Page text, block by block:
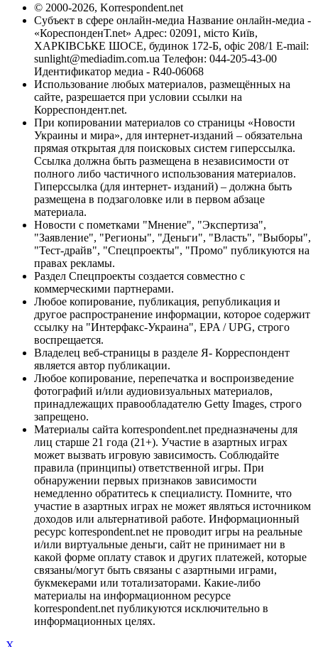
© 2000-2026, Korrespondent.net
Субъект в сфере онлайн-медиа Название онлайн-медиа -
«КореспонденТ.net» Адрес: 02091, місто Київ,
ХАРКІВСЬКЕ ШОСЕ, будинок 172-Б, офіс 208/1 E-mail:
sunlight@mediadim.com.ua Телефон: 044-205-43-00
Идентификатор медиа - R40-06068
Использование любых материалов, размещённых на
сайте, разрешается при условии ссылки на
Корреспондент.net.
При копировании материалов со страницы «Новости
Украины и мира», для интернет-изданий – обязательна
прямая открытая для поисковых систем гиперссылка.
Ссылка должна быть размещена в независимости от
полного либо частичного использования материалов.
Гиперссылка (для интернет- изданий) – должна быть
размещена в подзаголовке или в первом абзаце
материала.
Новости с пометками "Мнение", "Экспертиза",
"Заявление", "Регионы", "Деньги", "Власть", "Выборы",
"Тест-драйв", "Спецпроекты", "Промо" публикуются на
правах рекламы.
Раздел Спецпроекты создается совместно с
коммерческими партнерами.
Любое копирование, публикация, републикация и
другое распространение информации, которое содержит
ссылку на "Интерфакс-Украина", EPA / UPG, строго
воспрещается.
Владелец веб-страницы в разделе Я- Корреспондент
является автор публикации.
Любое копирование, перепечатка и воспроизведение
фотографий и/или аудиовизуальных материалов,
принадлежащих правообладателю Getty Images, строго
запрещено.
Материалы сайта korrespondent.net предназначены для
лиц старше 21 года (21+). Участие в азартных играх
может вызвать игровую зависимость. Соблюдайте
правила (принципы) ответственной игры. При
обнаружении первых признаков зависимости
немедленно обратитесь к специалисту. Помните, что
участие в азартных играх не может являться источником
доходов или альтернативой работе. Информационный
ресурс korrespondent.net не проводит игры на реальные
и/или виртуальные деньги, сайт не принимает ни в
какой форме оплату ставок и других платежей, которые
связаны/могут быть связаны с азартными играми,
букмекерами или тотализаторами. Какие-либо
материалы на информационном ресурсе
korrespondent.net публикуются исключительно в
информационных целях.